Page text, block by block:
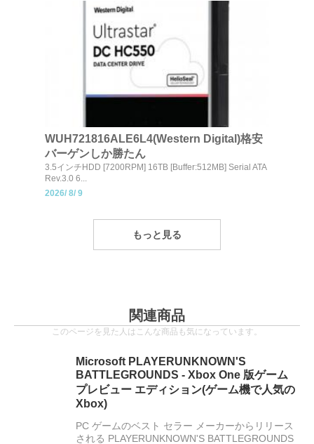
WUH721816ALE6L4(Western Digital)格安
バーゲンしか勝たん
3.5インチHDD [7200RPM] 16TB [Buffer:512MB] Serial ATA
Rev.3.0 6...
2026/ 8/ 9
もっと見る
関連商品
このページを見た人はこんな商品も気になっています。
Microsoft PLAYERUNKNOWN'S
BATTLEGROUNDS - Xbox One 版ゲーム
プレビュー エディション(ゲーム機で人気の
Xbox)
PC ゲームのベスト セラー メーカーからリリース
される PLAYERUNKNOWN'S BATTLEGROUNDS